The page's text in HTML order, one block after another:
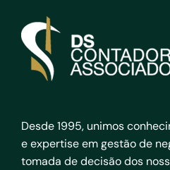
Desde 1995, unimos
e expertise em gestão de
tomada de decisão dos